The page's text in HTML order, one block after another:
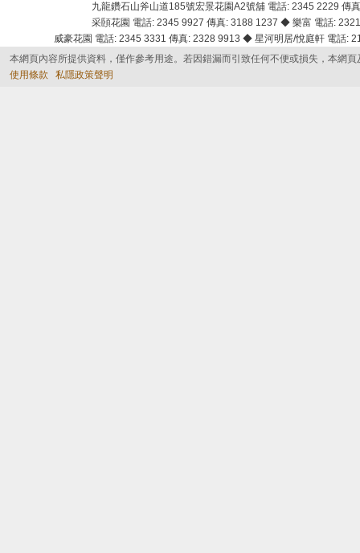
九龍鑽石山斧山道185號宏景花園A2號舖 電話: 2345 2229
采頣花園 電話: 2345 9927 傳真: 3188 1237 ◆ 樂富 電話:
威豪花園 電話: 2345 3331 傳真: 2328 9913 ◆ 星河明居/悅庭軒 電話
本網頁內容所提供資料，僅作參考用途。若因錯漏而引致任何不便或損失，本網
使用條款
私隱政策聲明